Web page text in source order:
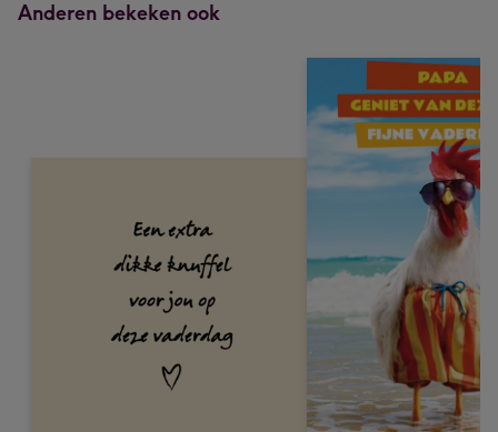
Anderen bekeken ook